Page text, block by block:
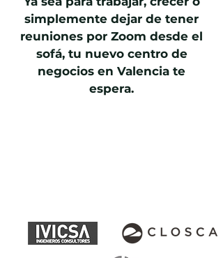
simplemente dejar de tener
reuniones por Zoom desde el
sofá, tu nuevo centro de
negocios en Valencia te
espera.